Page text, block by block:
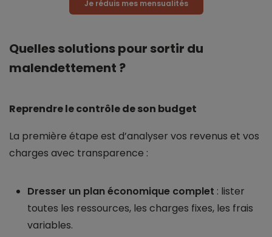
Je réduis mes mensualités
Quelles solutions pour sortir du
malendettement ?
Reprendre le contrôle de son budget
La première étape est d’analyser vos revenus et vos
charges avec transparence :
Dresser un plan économique complet : lister
toutes les ressources, les charges fixes, les frais
variables.